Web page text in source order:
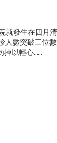
就發生在四月清
人數突破三位數
以輕心......